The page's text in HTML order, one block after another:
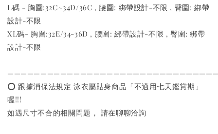
L碼 - 胸圍:32C~34D/36C , 腰圍: 綁帶設計-不限 , 臀圍: 綁帶
設計-不限
XL碼- 胸圍:32E/34-36D , 腰圍: 綁帶設計-不限 , 臀圍: 綁帶
設計-不限
⭕️ 跟據消保法規定 泳衣屬貼身商品「不適用七天鑑賞期」
喔!!!
如遇尺寸不合的相關問題， 請在聊聊洽詢